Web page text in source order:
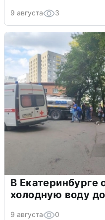
9 августа 3
В
холодную воду
9 августа 0